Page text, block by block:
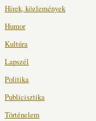
Hírek, közlemények
Humor
Kultúra
Lapszél
Politika
Publicisztika
Történelem